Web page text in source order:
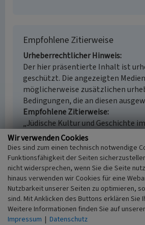
Empfohlene Zitierweise
Urheberrechtlicher Hinweis
Der hier präsentierte Inhalt ist
geschützt. Die angezeigten
möglicherweise zusätzlichen
Bedingungen, die an diesen
Empfohlene Zitierweise
„Jüdische Kultur und Geschichte
Kreis”. In: KuLaDig,
https://www.kuladig.de/
255213(Abgerufen: 6. August 2026)
Wir verwenden Cookies
Dies sind zum einen technisch notwendige
Funktionsfähigkeit der Seiten
nicht widersprechen, wenn Sie die Seite
hinaus verwenden wir Cookies für eine
Nutzbarkeit unserer Seiten zu optimieren,
sind. Mit Anklicken des Buttons erklären Sie
Weitere Informationen finden Sie auf
Impressum | Datenschutz